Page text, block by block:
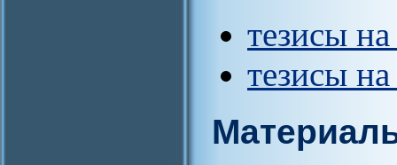
тезисы
тезисы